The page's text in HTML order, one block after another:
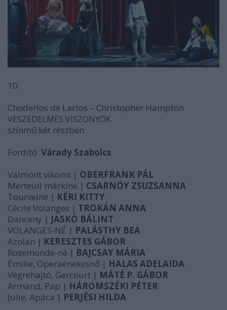
10.
Choderlos de Laclos – Christopher Hampton
VESZEDELMES VISZONYOK
színmű két részben
Fordító: Várady Szabolcs
Valmont vikomt | OBERFRANK PÁL
Merteuil márkiné | CSARNÓY ZSUZSANNA
Tourvelné | KÉRI KITTY
Cécile Volanges | TROKÁN ANNA
Danceny | JASKÓ BÁLINT
VOLANGES-NÉ | PALÁSTHY BEA
Azolan | KERESZTES GÁBOR
Rosemonde-né | BAJCSAY MÁRIA
Émilie, Operaénekesnő | HALAS ADELAIDA
Végrehajtó, Gercourt | MÁTÉ P. GÁBOR
Armand, Pap | HÁROMSZÉKI PÉTER
Julie, Apáca | PERJÉSI HILDA